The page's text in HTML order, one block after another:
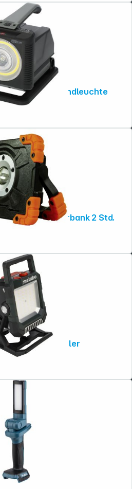
Brennenstuhl Multi Battery LED Akku Handleuchte
2 Std.
Metabo BSA 18 LED 4000 Akku-Baustrahler
Akku-Lampe DML816